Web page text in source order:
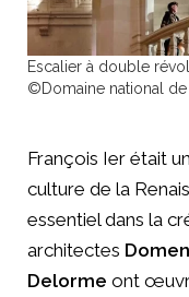
Escalier à double
©Domaine national de
François Ier était
culture de la
essentiel dans la
architectes
Delorme ont